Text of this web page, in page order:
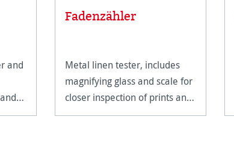
and
Fadenzähler
Metal linen tester, includes
magnifying glass and scale for
closer inspection of prints and
artwork.